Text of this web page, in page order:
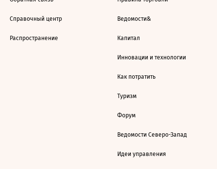
Справочный центр
Распространение
Ведомости&
Капитал
Инновации и технологии
Как потратить
Туризм
Форум
Ведомости Северо-Запад
Идеи управления